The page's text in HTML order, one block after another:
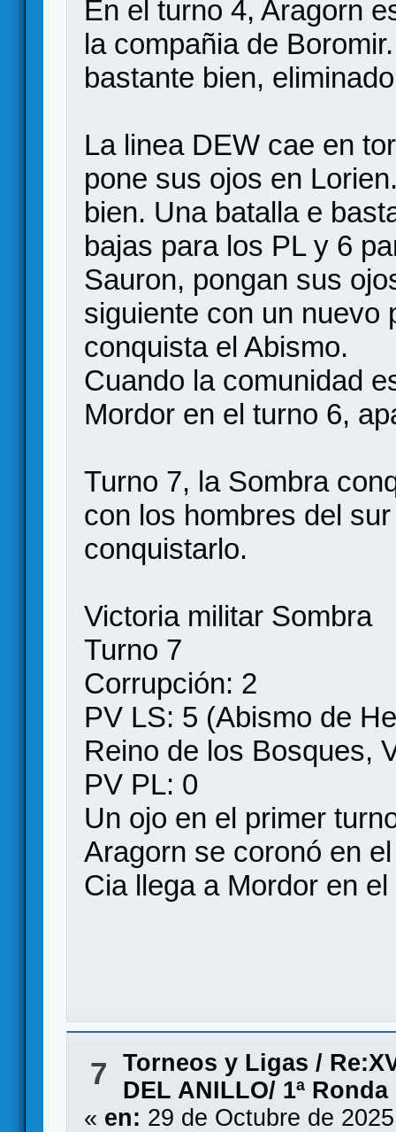
En el turno 4, Aragorn
la compañia de
bastante bien,
La linea DEW cae en
pone sus ojos en
bien. Una batalla e
bajas para los PL y 6
Sauron, pongan sus
siguiente con un nuevo
conquista el Abismo.
Cuando la comunidad
Mordor en el turno 6,
Turno 7, la Sombra
con los hombres del
conquistarlo.
Victoria militar Sombra
Turno 7
Corrupción: 2
PV LS: 5 (Abismo de
Reino de los Bosques,
PV PL: 0
Un ojo en el primer
Aragorn se coronó en
Cia llega a Mordor en
7 Torneos y Ligas /
DEL ANILLO/ 1ª Ronda
« en: 29 de Octubre de